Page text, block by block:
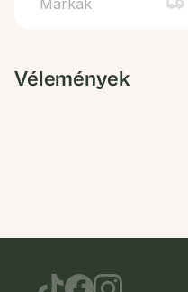
Márkák
Vélemények